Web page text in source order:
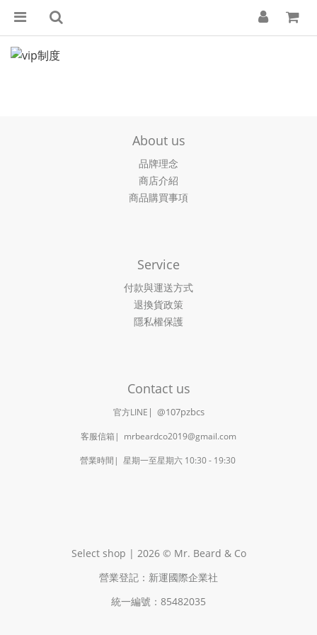
About us
品牌理念
商店介紹
商品購買事項
Service
付款與運送方式
退換貨政策
隱私權保護
Contact us
官方LINE | @107pzbcs
客服信箱| mrbeardco2019@gmail.com
營業時間| 星期一至星期六 10:30 - 19:30
Select shop | 2026 © Mr. Beard & Co
營業登記：新運國際企業社
統一編號：85482035